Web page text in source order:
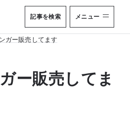
記事を検索 メニュー
ガー販売してます
ー販売してま